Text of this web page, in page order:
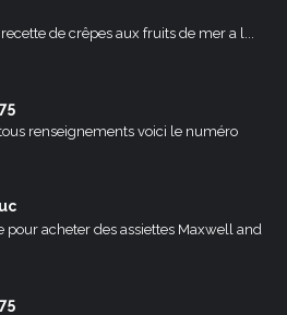
de crêpes aux fruits de mer a l...
renseignements voici le numéro
pour acheter des assiettes Maxwell and